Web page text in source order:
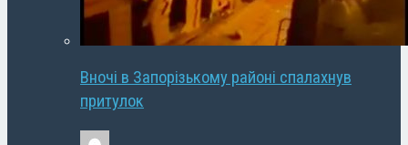
Вночі в Запорізькому районі спалахнув
притулок